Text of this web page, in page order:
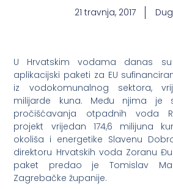
21 travnja, 2017
U Hrvatskim vodama danas
aplikacijski paketi za EU
iz vodokomunalnog sektora,
milijarde kuna. Među njima je
pročišćavanja otpadnih voda
projekt vrijedan 174,6 milijuna
okoliša i energetike Slavenu
direktoru Hrvatskih voda Zoranu
paket predao je Tomislav
Zagrebačke županije.